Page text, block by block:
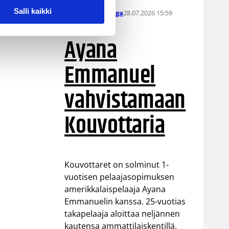
Salli kaikki Naisten Korisliiga28.07.2026 15:59
Ayana
Emmanuel
vahvistamaan
Kouvottaria
Kouvottaret on solminut 1-
vuotisen pelaajasopimuksen
amerikkalaispelaaja Ayana
Emmanuelin kanssa. 25-vuotias
takapelaaja aloittaa neljännen
kautensa ammattilaiskentillä.